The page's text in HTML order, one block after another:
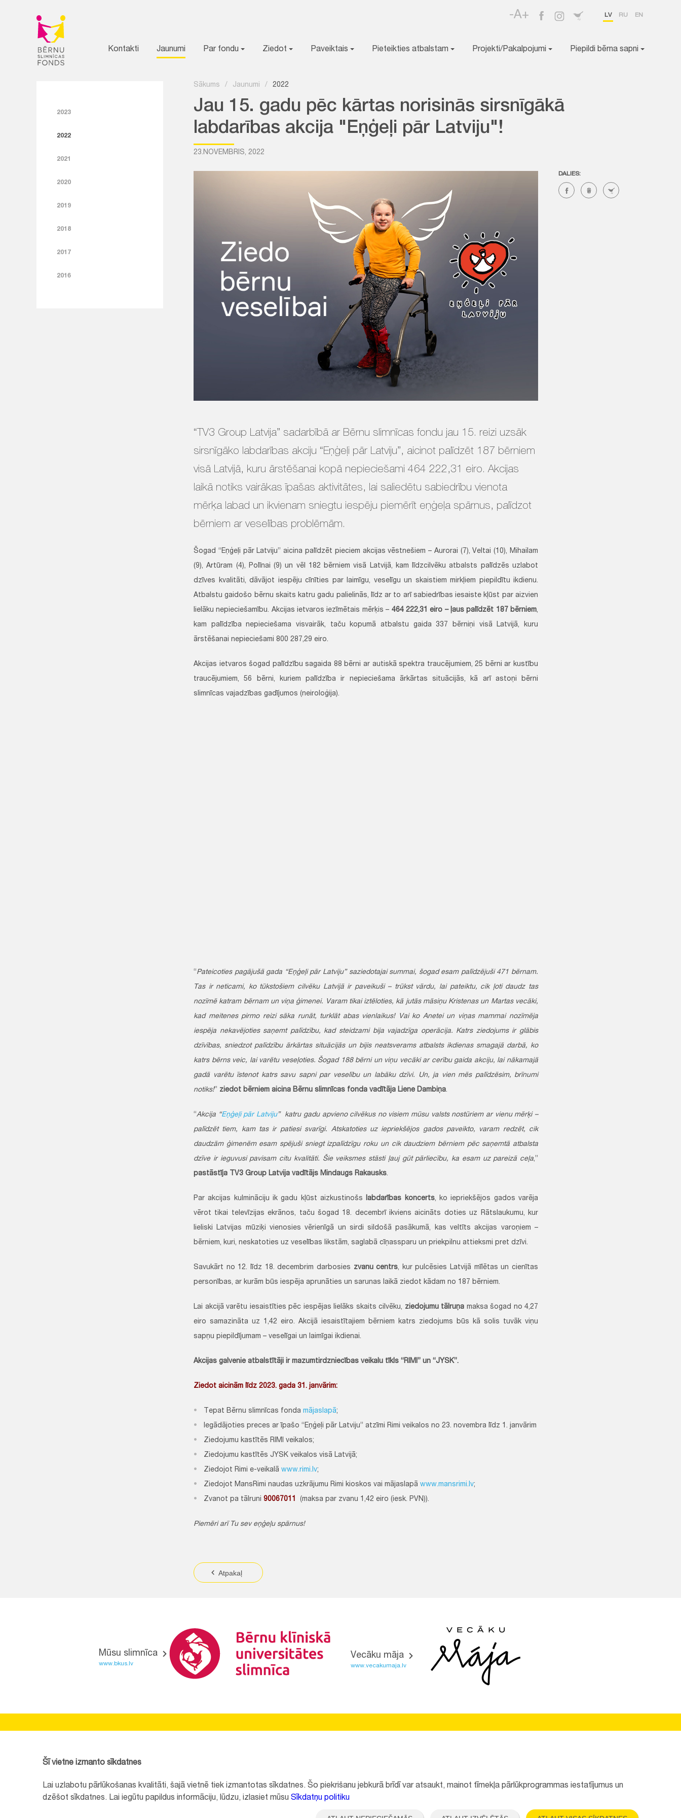
-A+ LV RU EN
Kontakti Jaunumi Par fondu Ziedot Paveiktais Pieteikties atbalstam Projekti/Pakalpojumi Piepildi bērna sapni
2023
2022
2021
2020
2019
2018
2017
2016
Sākums / Jaunumi / 2022
Jau 15. gadu pēc kārtas norisinās sirsnīgākā
labdarības akcija "Eņģeļi pār Latviju"!
23.NOVEMBRIS, 2022
DALIES:
“TV3 Group Latvija” sadarbībā ar Bērnu slimnīcas fondu jau 15. reizi uzsāk
sirsnīgāko labdarības akciju “Eņģeļi pār Latviju”, aicinot palīdzēt 187 bērniem
visā Latvijā, kuru ārstēšanai kopā nepieciešami 464 222,31 eiro. Akcijas
laikā notiks vairākas īpašas aktivitātes, lai saliedētu sabiedrību vienota
mērķa labad un ikvienam sniegtu iespēju piemērīt eņģeļa spārnus, palīdzot
bērniem ar veselības problēmām.
Šogad “Eņģeļi pār Latviju” aicina palīdzēt pieciem akcijas vēstnešiem – Aurorai (7), Veltai (10), Mihailam
(9), Artūram (4), Polīnai (9) un vēl 182 bērniem visā Latvijā, kam līdzcilvēku atbalsts palīdzēs uzlabot
dzīves kvalitāti, dāvājot iespēju cīnīties par laimīgu, veselīgu un skaistiem mirkļiem piepildītu ikdienu.
Atbalstu gaidošo bērnu skaits katru gadu palielinās, līdz ar to arī sabiedrības iesaiste kļūst par aizvien
lielāku nepieciešamību. Akcijas ietvaros iezīmētais mērķis – 464 222,31 eiro – ļaus palīdzēt 187 bērniem,
kam palīdzība nepieciešama visvairāk, taču kopumā atbalstu gaida 337 bērniņi visā Latvijā, kuru
ārstēšanai nepieciešami 800 287,29 eiro.
Akcijas ietvaros šogad palīdzību sagaida 88 bērni ar autiskā spektra traucējumiem, 25 bērni ar kustību
traucējumiem, 56 bērni, kuriem palīdzība ir nepieciešama ārkārtas situācijās, kā arī astoņi bērni
slimnīcas vajadzības gadījumos (neiroloģija).
“Pateicoties pagājušā gada “Eņģeļi pār Latviju” saziedotajai summai, šogad esam palīdzējuši 471 bērnam.
Tas ir neticami, ko tūkstošiem cilvēku Latvijā ir paveikuši – trūkst vārdu, lai pateiktu, cik ļoti daudz tas
nozīmē katram bērnam un viņa ģimenei. Varam tikai iztēloties, kā jutās māsiņu Kristenas un Martas vecāki,
kad meitenes pirmo reizi sāka runāt, turklāt abas vienlaikus! Vai ko Anetei un viņas mammai nozīmēja
iespēja nekavējoties saņemt palīdzību, kad steidzami bija vajadzīga operācija. Katrs ziedojums ir glābis
dzīvības, sniedzot palīdzību ārkārtas situācijās un bijis neatsverams atbalsts ikdienas smagajā darbā, ko
katrs bērns veic, lai varētu veseļoties. Šogad 188 bērni un viņu vecāki ar cerību gaida akciju, lai nākamajā
gadā varētu īstenot katrs savu sapni par veselību un labāku dzīvi. Un, ja vien mēs palīdzēsim, brīnumi
notiks!” ziedot bērniem aicina Bērnu slimnīcas fonda vadītāja Liene Dambiņa.
“Akcija “Eņģeļi pār Latviju” katru gadu apvieno cilvēkus no visiem mūsu valsts nostūriem ar vienu mērķi –
palīdzēt tiem, kam tas ir patiesi svarīgi. Atskatoties uz iepriekšējos gados paveikto, varam redzēt, cik
daudzām ģimenēm esam spējuši sniegt izpalīdzīgu roku un cik daudziem bērniem pēc saņemtā atbalsta
dzīve ir ieguvusi pavisam citu kvalitāti. Šie veiksmes stāsti ļauj gūt pārliecību, ka esam uz pareizā ceļa,”
pastāstīja TV3 Group Latvija vadītājs Mindaugs Rakausks.
Par akcijas kulmināciju ik gadu kļūst aizkustinošslabdarības koncerts, ko iepriekšējos gados varēja
vērot tikai televīzijas ekrānos, taču šogad 18. decembrī ikviens aicināts doties uz Rātslaukumu, kur
lieliski Latvijas mūziķi vienosies vērienīgā un sirdi sildošā pasākumā, kas veltīts akcijas varoņiem –
bērniem, kuri, neskatoties uz veselības likstām, saglabā cīņassparu un priekpilnu attieksmi pret dzīvi.
Savukārt no 12. līdz 18. decembrim darbosies zvanu centrs, kur pulcēsies Latvijā mīlētas un cienītas
personības, ar kurām būs iespēja aprunāties un sarunas laikā ziedot kādam no 187 bērniem.
Lai akcijā varētu iesaistīties pēc iespējas lielāks skaits cilvēku, ziedojumu tālruņa maksa šogad no 4,27
eiro samazināta uz 1,42 eiro. Akcijā iesaistītajiem bērniem katrs ziedojums būs kā solis tuvāk viņu
sapņu piepildījumam – veselīgai un laimīgai ikdienai.
Akcijas galvenie atbalstītāji ir mazumtirdzniecības veikalu tīkls “RIMI” un “JYSK”.
Ziedot aicinām līdz 2023. gada 31. janvārim:
Tepat Bērnu slimnīcas fonda mājaslapā;
Iegādājoties preces ar īpašo “Eņģeļi pār Latviju” atzīmi Rimi veikalos no 23. novembra līdz 1. janvārim
Ziedojumu kastītēs RIMI veikalos;
Ziedojumu kastītēs JYSK veikalos visā Latvijā;
Ziedojot Rimi e-veikalā www.rimi.lv;
Ziedojot MansRimi naudas uzkrājumu Rimi kioskos vai mājaslapā www.mansrimi.lv;
Zvanot pa tālruni 90067011 (maksa par zvanu 1,42 eiro (iesk. PVN)).
Piemēri arī Tu sev eņģeļu spārnus!
Atpakaļ
Mūsu slimnīca
www.bkus.lv
Vecāku māja
www.vecakumaja.lv
Reģistrācijas nr.: 40008057120
+371 67064475
Šī vietne izmanto sīkdatnes
Lai uzlabotu pārlūkošanas kvalitāti, šajā vietnē tiek izmantotas sīkdatnes. Šo piekrišanu jebkurā brīdī var atsaukt, mainot tīmekļa pārlūkprogrammas iestatījumus un
dzēšot sīkdatnes. Lai iegūtu papildus informāciju, lūdzu, izlasiet mūsu Sīkdatņu politiku